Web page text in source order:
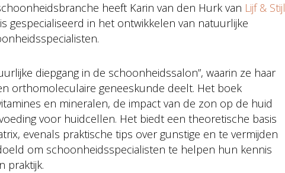
heeft Karin van den Hurk van Lijf & Stijl
gespecialiseerd in het ontwikkelen van natuurlijke
diepgang in de schoonheidssalon”, waarin ze haar
orthomoleculaire geneeskunde deelt. Het boek
en mineralen, de impact van de zon op de huid
voor huidcellen. Het biedt een theoretische basis
evenals praktische tips over gunstige en te vermijden
om schoonheidsspecialisten te helpen hun kennis
praktijk.